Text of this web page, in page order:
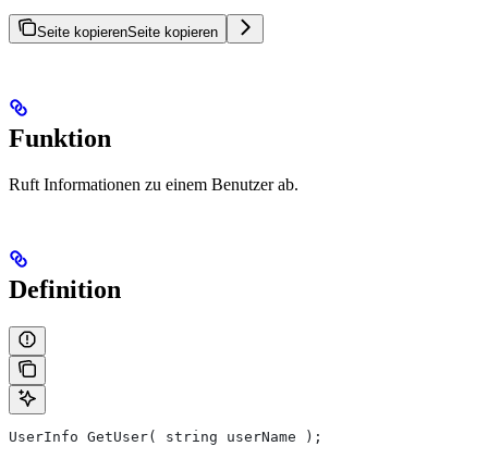
Seite kopierenSeite kopieren
Funktion
Ruft Informationen zu einem Benutzer ab.
Definition
UserInfo GetUser( string userName );